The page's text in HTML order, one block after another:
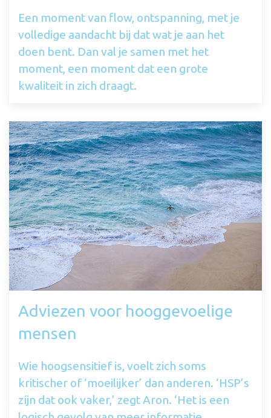
Een moment van flow, ontspanning, met je
volledige aandacht bij dat wat je aan het
doen bent. Dan val je samen met het
moment, een moment dat een grote
kwaliteit in zich draagt.
Adviezen voor hooggevoelige
mensen
Wie hoogsensitief is, voelt zich soms
kritischer of ‘moeilijker’ dan anderen. ‘HSP’s
zíjn dat ook vaker,’ zegt Aron. ‘Het is een